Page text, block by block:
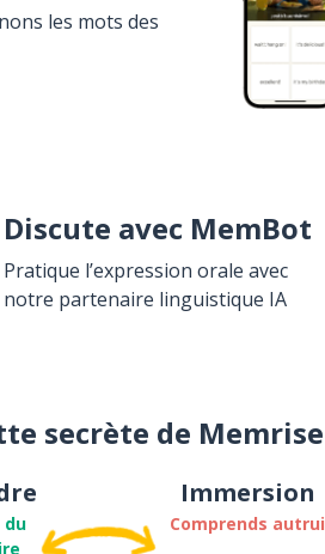
les mots des
Discute avec MemBot
Pratique l’expression orale avec
notre partenaire linguistique IA
secrète de Memrise
du
Immersion
Comprends autrui